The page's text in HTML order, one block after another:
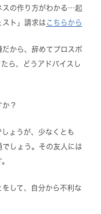
スの作り方がわかる…起
スト」請求は こちらから
から、辞めてプロスポ
ら、どうアドバイスし
？
ょうが、少なくとも
でしょう。その友人には
して、自分から不利な